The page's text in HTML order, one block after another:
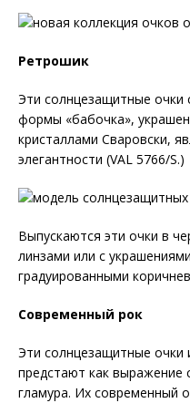
Ретрошик
Эти солнцезащитные очки
формы «бабочка»,
кристаллами Сваровски,
элегантности (VAL 5766/S.)
Выпускаются эти очки в
линзами или с
градуированными
Современный рок
Эти солнцезащитные очки
предстают как выражение
гламура. Их современный